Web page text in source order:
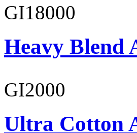
GI18000
Heavy Blend
GI2000
Ultra Cotton